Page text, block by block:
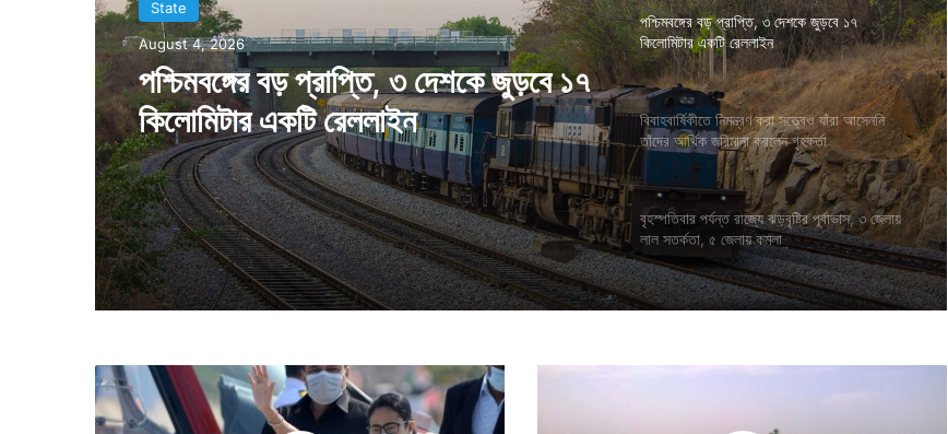
State
August 4, 2026
পশ্চিমবঙ্গের বড় প্রাপ্তি, ৩ দেশকে জুড়বে ১৭
কিলোমিটার একটি রেললাইন
State
August 3, 2026
বিবাহবার্ষিকীতে নিমন্ত্রণ করা সত্ত্বেও যাঁরা
আসেননি তাঁদের আর্থিক জরিমানা করলেন
গৃহকর্তা
পশ্চিমবঙ্গের বড় প্রাপ্তি, ৩ দেশকে জুড়বে ১৭
কিলোমিটার একটি রেললাইন
বিবাহবার্ষিকীতে নিমন্ত্রণ করা সত্ত্বেও যাঁরা আসেননি
তাঁদের আর্থিক জরিমানা করলেন গৃহকর্তা
বৃহস্পতিবার পর্যন্ত রাজ্যে ঝড়বৃষ্টির পূর্বাভাস, ৩ জেলায়
লাল সতর্কতা, ৫ জেলায় কমলা
বি
জে
পি